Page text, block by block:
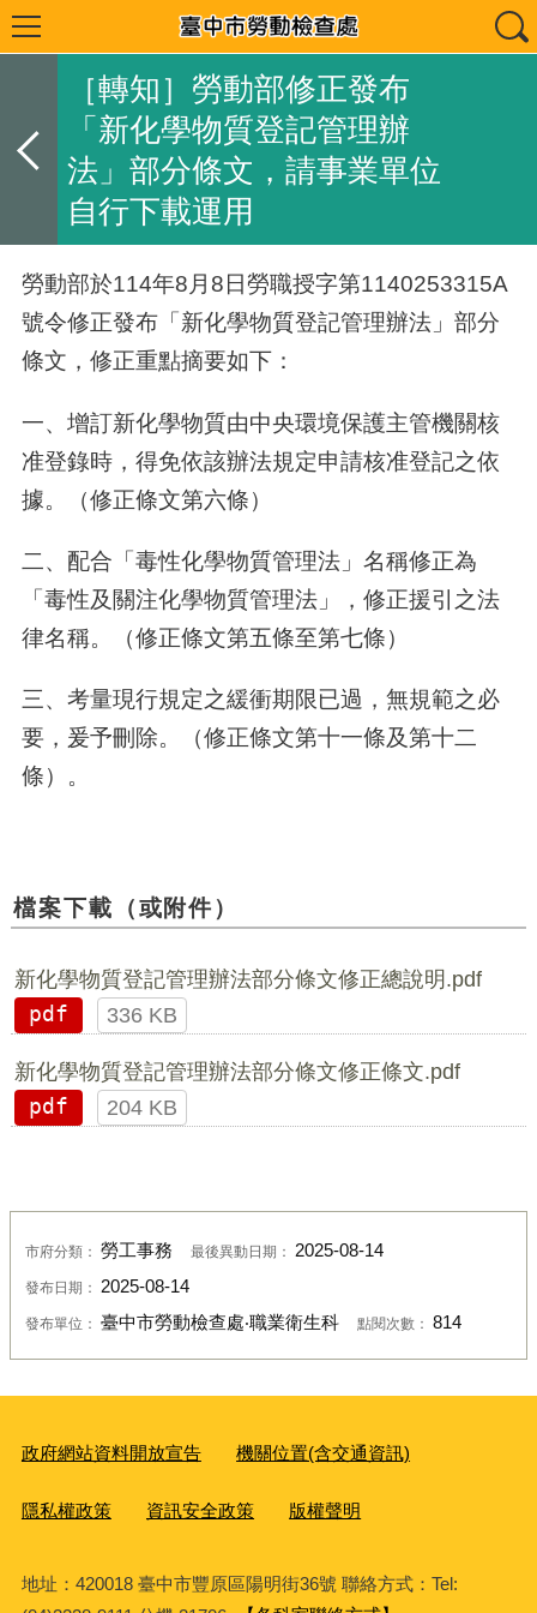
［轉知］勞動部修正發布
「新化學物質登記管理辦
法」部分條文，請事業單位
自行下載運用
勞動部於114年8 月8日勞職授字第1140253315A
號令修正發布「新化學物質登記管理辦法」部分
條文，修正重點摘要如下：
一、增訂新化學物質由中央環境保護主管機關核
准登錄時，得免依該辦法規定申請核准登記之依
據。（修正條文第六條）
二、配合「毒性化學物質管理法」名稱修正為
「毒性及關注化學物質管理法」，修正援引之法
律名稱。（修正條文第五條至第七條）
三、考量現行規定之緩衝期限已過，無規範之必
要，爰予刪除。（修正條文第十一條及第十二
條）。
檔案下載（或附件）
新化學物質登記管理辦法部分條文修正總說明.pdf
pdf
336 KB
新化學物質登記管理辦法部分條文修正條文.pdf
pdf
204 KB
市府分類： 勞工事務 最後異動日期： 2025-08-14
發布日期： 2025-08-14
發布單位： 臺中市勞動檢查處‧職業衛生科 點閱次數： 814
政府網站資料開放宣告 機關位置(含交通資訊)
隱私權政策 資訊安全政策 版權聲明
地址：420018 臺中市豐原區陽明街36號 聯絡方式：Tel: